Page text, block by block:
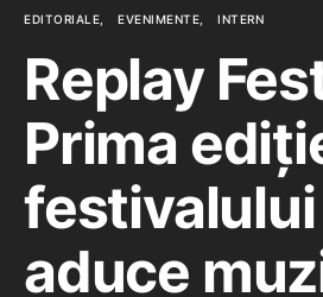
EDITORIALE EVENIMENTE INTERN
Replay
Prima
aduce